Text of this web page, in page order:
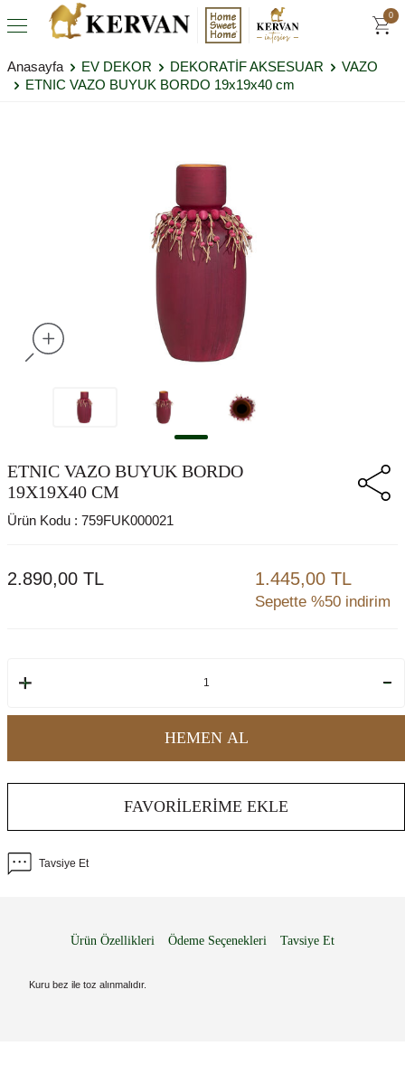
0
Anasayfa EV DEKOR DEKORATİF AKSESUAR
VAZO
ETNIC VAZO BUYUK BORDO 19x19x40 cm
ETNIC VAZO BUYUK BORDO
19X19X40 CM
Ürün Kodu : 759FUK000021
2.890,00 TL 1.445,00 TL
Sepette %50 indirim
HEMEN AL
FAVORILERIME EKLE
Tavsiye Et
Ürün Özellikleri Ödeme Seçenekleri Tavsiye Et
Kuru bez ile toz alınmalıdır.